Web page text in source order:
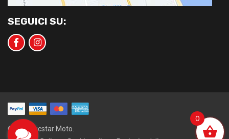
SEGUICI SU:
©2020 Sicstar Moto.
0